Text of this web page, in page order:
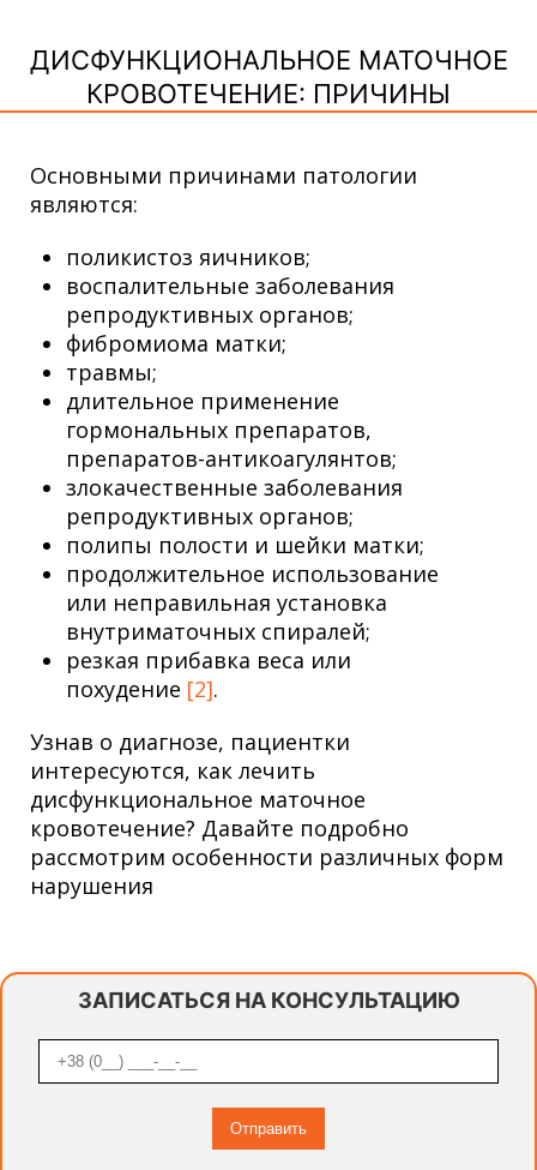
ДИСФУНКЦИОНАЛЬНОЕ МАТОЧНОЕ
КРОВОТЕЧЕНИЕ: ПРИЧИНЫ
Основными причинами патологии
являются:
поликистоз яичников;
воспалительные заболевания
репродуктивных органов;
фибромиома матки;
травмы;
длительное применение
гормональных препаратов,
препаратов-антикоагулянтов;
злокачественные заболевания
репродуктивных органов;
полипы полости и шейки матки;
продолжительное использование
или неправильная установка
внутриматочных спиралей;
резкая прибавка веса или
похудение [2].
Узнав о диагнозе, пациентки
интересуются, как лечить
дисфункциональное маточное
кровотечение? Давайте подробно
рассмотрим особенности различных форм
нарушения
ЗАПИСАТЬСЯ НА КОНСУЛЬТАЦИЮ